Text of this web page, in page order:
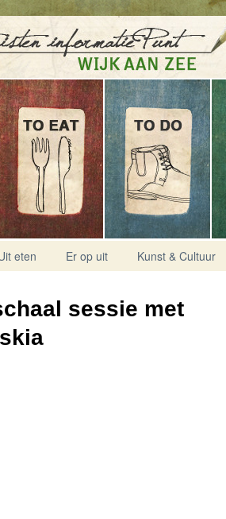
eten Er op uit Kunst & Cultuur
sessie met